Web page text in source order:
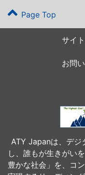
Page Top
サイ
お問
ATY Japanは、デジ
し、誰もが生きがい
豊かな社会」を、コ